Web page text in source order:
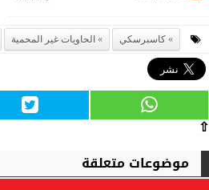
كاسبرسكي الحاويات غير المحمية
⇧
موضوعات متعلقة